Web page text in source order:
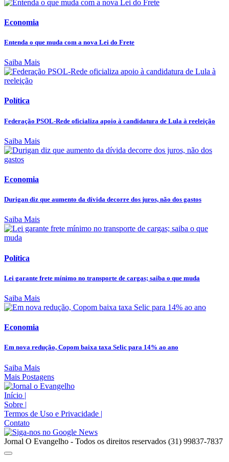
Economia
Entenda o que muda com a nova Lei do Frete
Saiba Mais
Política
Federação PSOL-Rede oficializa apoio à candidatura de Lula à reeleição
Saiba Mais
Economia
Durigan diz que aumento da dívida decorre dos juros, não dos gastos
Saiba Mais
Política
Lei garante frete mínimo no transporte de cargas; saiba o que muda
Saiba Mais
Economia
Em nova redução, Copom baixa taxa Selic para 14% ao ano
Saiba Mais
Mais Postagens
Início |
Sobre |
Termos de Uso e Privacidade |
Contato
Jornal O Evangelho - Todos os direitos reservados (31) 99837-7837